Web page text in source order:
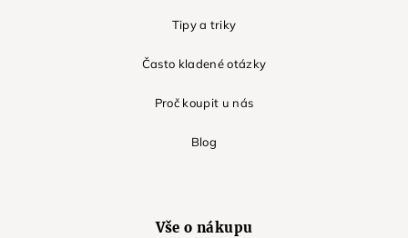
Tipy a triky
Často kladené otázky
Proč koupit u nás
Blog
Vše o nákupu